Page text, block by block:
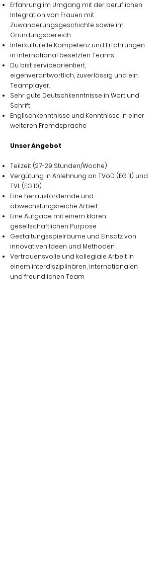
Erfahrung im Umgang mit der beruflichen
Integration von Frauen mit
Zuwanderungsgeschichte sowie im
Gründungsbereich
Interkulturelle Kompetenz und Erfahrungen
in international besetzten Teams
Du bist serviceorientiert,
eigenverantwortlich, zuverlässig und ein
Teamplayer.
Sehr gute Deutschkenntnisse in Wort und
Schrift
Englischkenntnisse und Kenntnisse in einer
weiteren Fremdsprache
Unser Angebot
Teilzeit (27-29 Stunden/Woche)
Vergütung in Anlehnung an TVöD (EG 11) und
TVL (EG 10)
Eine herausfordernde und
abwechslungsreiche Arbeit
Eine Aufgabe mit einem klaren
gesellschaftlichen Purpose
Gestaltungsspielräume und Einsatz von
innovativen Ideen und Methoden
Vertrauensvolle und kollegiale Arbeit in
einem interdisziplinären, internationalen
und freundlichen Team